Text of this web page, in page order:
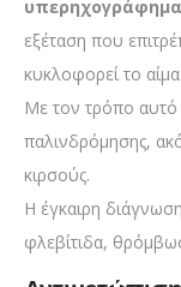
εξέταση που
κυκλοφορεί το
Με τον τρόπο αυτό
παλινδρόμησης,
κιρσούς.
Η έγκαιρη
φλεβίτιδα,